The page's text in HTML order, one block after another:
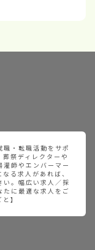
・転職活動をサポ
祭ディレクターや
師やエンバーマー
る求人があれば、
い。幅広い求人／採
に最適な求人をご
】